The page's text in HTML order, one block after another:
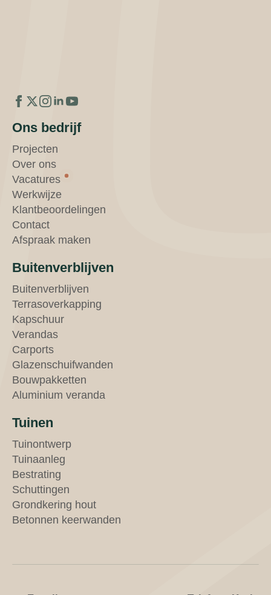
Ons bedrijf
Projecten
Over ons
Vacatures
Werkwijze
Klantbeoordelingen
Contact
Afspraak maken
Buitenverblijven
Buitenverblijven
Terrasoverkapping
Kapschuur
Verandas
Carports
Glazenschuifwanden
Bouwpakketten
Aluminium veranda
Tuinen
Tuinontwerp
Tuinaanleg
Bestrating
Schuttingen
Grondkering hout
Betonnen keerwanden